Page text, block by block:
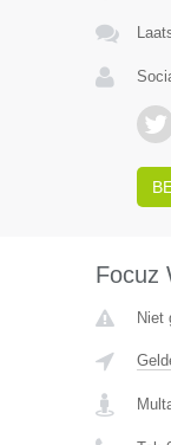
Focuz
Niet